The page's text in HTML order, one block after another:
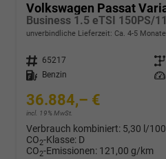
Volkswagen Passat
Business 1.5 eTSI 150PS/
unverbindliche Lieferzeit: Ca. 4-5 Monate
Fahrzeugnr. 65217 Getriebe
Kraftstoff
Benzin Leistung
36.884,– €
incl. 19% MwSt.
Verbrauch kombiniert: 5,30 l/
CO2-Klasse: D
CO2-Emissionen: 121,00 g/km